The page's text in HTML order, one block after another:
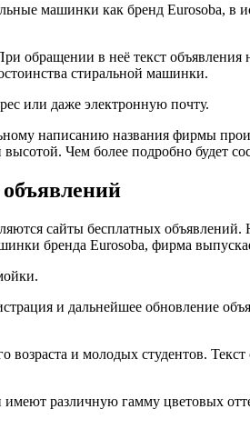
машинки как бренд Eurosoba, в
обращении в неё текст
стиральной машинки.
или даже электронную почту.
написанию названия фирмы
Чем более подробно будет
сайты бесплатных
бренда Eurosoba, фирма
и дальнейшее обновление
и молодых студентов.
различную гамму цветовых